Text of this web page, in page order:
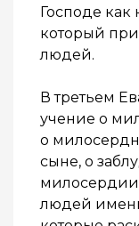
Господе
который
людей.
В третьем
учение о
о
сыне, о
людей